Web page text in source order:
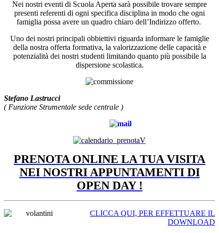
Nei nostri eventi di Scuola Aperta sarà possibile trovare sempre
presenti referenti di ogni specifica disciplina in modo che ogni
famiglia possa avere un quadro chiaro dell’Indirizzo offerto.
Uno dei nostri principali obbiettivi riguarda informare le famiglie
della nostra offerta formativa, la valorizzazione delle capacità e
potenzialità dei nostri studenti limitando quanto più possibile la
dispersione scolastica.
Stefano Lastrucci
( Funzione Strumentale sede centrale )
PRENOTA ONLINE LA TUA VISITA
NEI NOSTRI APPUNTAMENTI DI
OPEN DAY !
CLICCA QUI, PER EFFETTUARE IL
DOWNLOAD